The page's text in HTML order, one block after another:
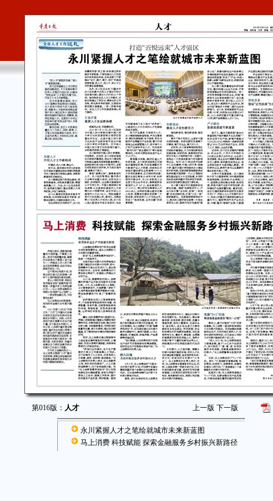
第016版： 人才 上一版 下一版
永川紧握人才之笔绘就城市未来新蓝图
马上消费 科技赋能 探索金融服务乡村振兴新路径